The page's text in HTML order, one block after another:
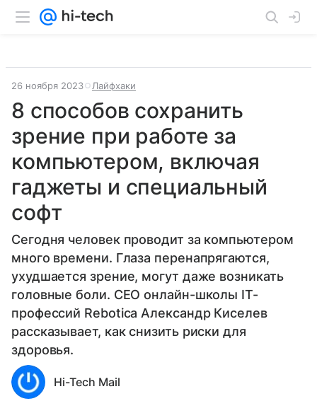
26 ноября 2023 Лайфхаки
8 способов сохранить
зрение при работе за
компьютером, включая
гаджеты и специальный
софт
Сегодня человек проводит за компьютером
много времени. Глаза перенапрягаются,
ухудшается зрение, могут даже возникать
головные боли. СЕО онлайн-школы IT-
профессий Rebotica Александр Киселев
рассказывает, как снизить риски для
здоровья.
Hi-Tech Mail